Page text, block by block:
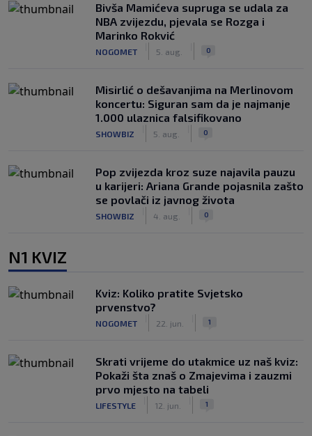
Bivša Mamićeva supruga se udala za
NBA zvijezdu, pjevala se Rozga i
Marinko Rokvić
NOGOMET 5. aug. 0
Misirlić o dešavanjima na Merlinovom
koncertu: Siguran sam da je najmanje
1.000 ulaznica falsifikovano
SHOWBIZ 5. aug. 0
Pop zvijezda kroz suze najavila pauzu
u karijeri: Ariana Grande pojasnila zašto
se povlači iz javnog života
SHOWBIZ 4. aug. 0
N1 KVIZ
Kviz: Koliko pratite Svjetsko
prvenstvo?
NOGOMET 22. jun. 1
Skrati vrijeme do utakmice uz naš kviz:
Pokaži šta znaš o Zmajevima i zauzmi
prvo mjesto na tabeli
LIFESTYLE 12. jun. 1